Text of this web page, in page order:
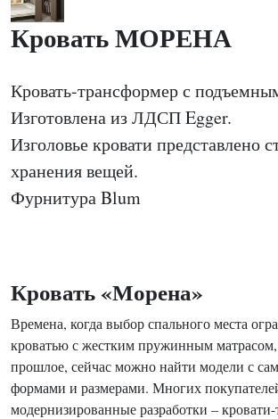
Кровать МОРЕНА
Кровать-трансформер с
Изготовлена из ЛДСП Egger.
Изголовье кровати представлено
хранения вещей.
Фурнитура Blum
Кровать «Морена»
Времена, когда выбор спального места
кроватью с жестким пружинным
прошлое, сейчас можно найти модели с
формами и размерами. Многих
модернизированные разработки –